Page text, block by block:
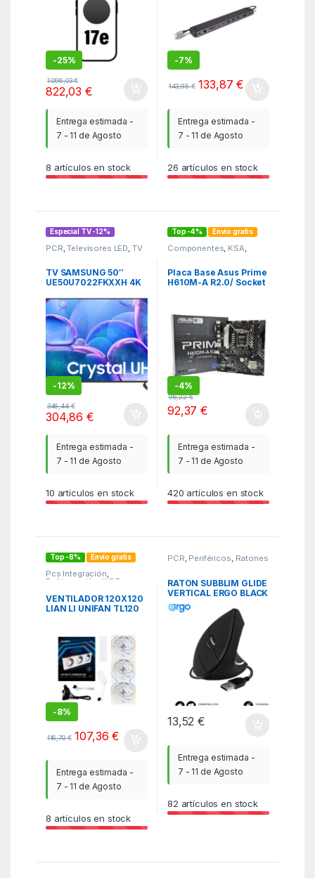
-25%
1.096,03€
822,03€
Entrega estimada -
7 - 11 de Agosto
8 artículos en stock
-7%
143,95€ 133,87€
Entrega estimada -
7 - 11 de Agosto
26 artículos en stock
Especial TV -12%
PCR ,Televisores LED TV
TV SAMSUNG 50″
UE50U7022FKXXH 4K
-12%
346,44€
304,86€
Entrega estimada -
7 - 11 de Agosto
10 artículos en stock
Top -4% Envío gratis
Componentes KSA
Placas Base
Placa Base Asus Prime
H610M-A R2.0/ Socket
-4%
96,22€
92,37€
Entrega estimada -
7 - 11 de Agosto
420 artículos en stock
Top -8% Envío gratis
Pcs Integración,
Refrigeración WBR
VENTILADOR 120X120
LIAN LI UNIFAN TL120
-8%
116,70€ 107,36€
Entrega estimada -
7 - 11 de Agosto
8 artículos en stock
PCR, Periféricos, Ratones
RATON SUBBLIM GLIDE
VERTICAL ERGO BLACK
USB
13,52€
Entrega estimada -
7 - 11 de Agosto
82 artículos en stock